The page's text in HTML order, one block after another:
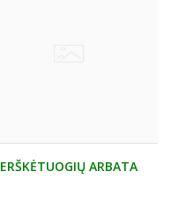
ERŠKĖTUOGIŲ ARBATA